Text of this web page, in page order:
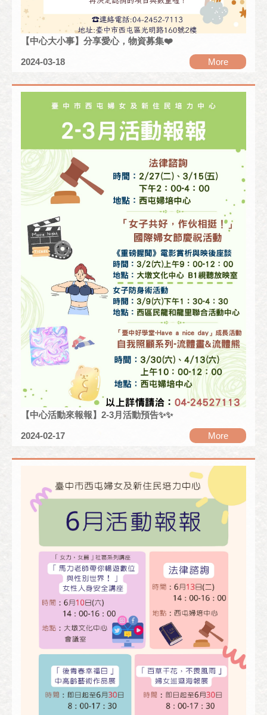
【中心大小事】分享愛心，物資募集❤️
2024-03-18 More
【中心活動來報報】2-3月活動預告✨✨
2024-02-17 More